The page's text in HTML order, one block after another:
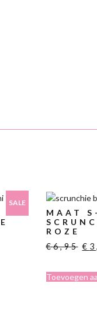
SALE
MAAT
ROZE
€6,95 €
Toevoegen